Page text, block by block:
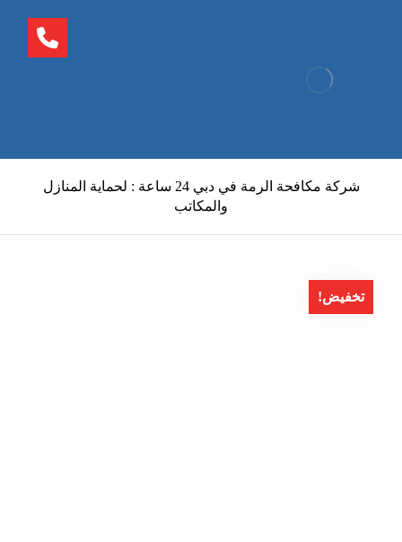
شركة مكافحة الرمة في دبي 24 ساعة : لحماية المنازل
والمكاتب
تخفيض!